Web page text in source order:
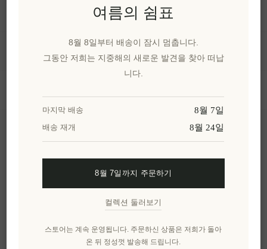
정보
내 계정
여름의 쉼표
8월 8일부터 배송이 잠시 멈춥니다.
그동안 저희는 지중해의 새로운 발견을 찾아 떠납
니다.
마지막 배송 8월 7일
배송 재개 8월 24일
8월 7일까지 주문하기
컬렉션 둘러보기
스토어는 계속 운영됩니다. 주문하신 상품은 저희가 돌아
온 뒤 정성껏 발송해 드립니다.